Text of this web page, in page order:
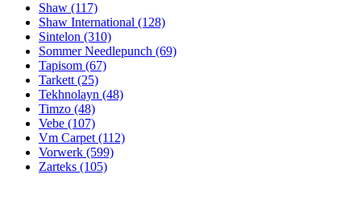
Shaw (117)
Shaw International (128)
Sintelon (310)
Sommer Needlepunch (69)
Tapisom (67)
Tarkett (25)
Tekhnolayn (48)
Timzo (48)
Vebe (107)
Vm Carpet (112)
Vorwerk (599)
Zarteks (105)